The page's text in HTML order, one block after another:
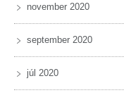
november 2020
september 2020
júl 2020